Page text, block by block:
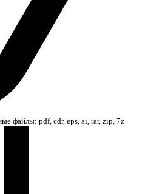
файлы: pdf, cdr, eps, ai, rar, zip, 7z